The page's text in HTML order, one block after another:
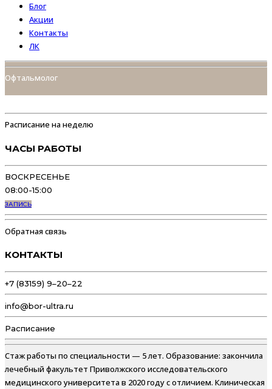
Блог
Акции
Контакты
ЛК
Офтальмолог
Магомедовна
Расписание на неделю
ЧАСЫ РАБОТЫ
ВОСКРЕСЕНЬЕ
08:00-15:00
ЗАПИСЬ
Обратная связь
КОНТАКТЫ
+7 (83159) 9–20–22
info@bor-ultra.ru
Расписание
Стаж работы по специальности — 5 лет. Образование: закончила
лечебный факультет Приволжского исследовательского
медицинского университета в 2020 году с отличием. Клиническая